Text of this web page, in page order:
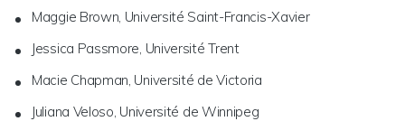
Maggie Brown, Université Saint-Francis-Xavier
Jessica Passmore, Université Trent
Macie Chapman, Université de Victoria
Juliana Veloso, Université de Winnipeg